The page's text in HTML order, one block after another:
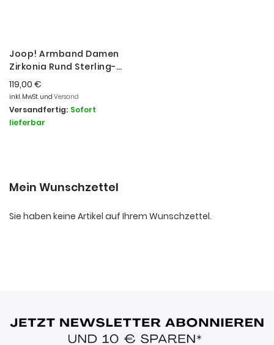
Joop! Armband Damen
Zirkonia Rund Sterling-
Silber 2039693
119,00 €
inkl. MwSt. und Versand
Versandfertig: Sofort
lieferbar
Mein Wunschzettel
Sie haben keine Artikel auf Ihrem Wunschzettel.